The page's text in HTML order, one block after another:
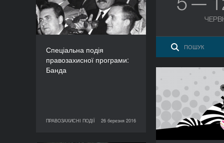
Спеціальна подія
правозахисної програми:
Банда
ПРАВОЗАХИСНІ ПОДІЇ 26 березня 2016
ТРИВАЛІСТЬ
60’
ПРАВОЗАХИСНІ ПОДІЇ
26 березня 2016
Майстер-класи
прав
медичні та